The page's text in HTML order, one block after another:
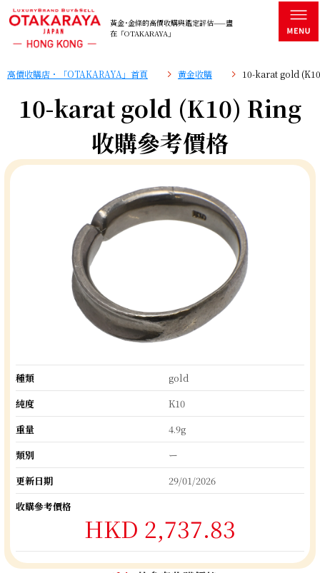
黃金･金條的高價收購與鑑定評估——盡
在「OTAKARAYA」
高價收購店・「OTAKARAYA」首頁 黄金收購 10-karat gold
10-karat gold (K10) Ring
收購參考價格
種類
gold
純度
K10
重量
4.9g
類別
ー
更新日期
29/01/2026
收購參考價格
HKD 2,737.83